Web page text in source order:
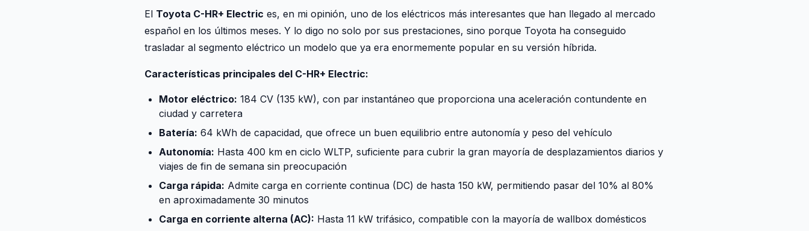
El Toyota C-HR+ Electric es, en mi opinión, uno de los eléctricos más interesantes que han llegado al mercado
español en los últimos meses. Y lo digo no solo por sus prestaciones, sino porque Toyota ha conseguido
trasladar al segmento eléctrico un modelo que ya era enormemente popular en su versión híbrida.
Características principales del C-HR+ Electric:
Motor eléctrico: 184 CV (135 kW), con par instantáneo que proporciona una aceleración contundente en
ciudad y carretera
Batería: 64 kWh de capacidad, que ofrece un buen equilibrio entre autonomía y peso del vehículo
Autonomía: Hasta 400 km en ciclo WLTP, suficiente para cubrir la gran mayoría de desplazamientos diarios y
viajes de fin de semana sin preocupación
Carga rápida: Admite carga en corriente continua (DC) de hasta 150 kW, permitiendo pasar del 10% al 80%
en aproximadamente 30 minutos
Carga en corriente alterna (AC): Hasta 11 kW trifásico, compatible con la mayoría de wallbox domésticos